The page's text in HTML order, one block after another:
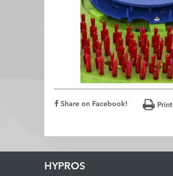
Share on Facebook! Print
HYPROS